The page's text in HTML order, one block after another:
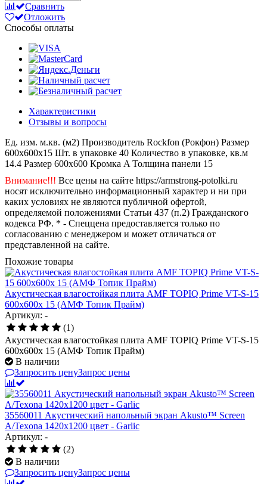
Сравнить
Отложить
Способы оплаты
Характеристики
Отзывы и вопросы
Ед. изм. м.кв. (м2) Производитель Rockfon (Рокфон) Размер
600x600x15 Шт. в упаковке 40 Количество в упаковке, кв.м
14.4 Размер 600x600 Кромка A Толщина панели 15
Внимание!!! Все цены на сайте https://armstrong-potolki.ru
носят исключительно информационный характер и ни при
каких условиях не являются публичной офертой,
определяемой положениями Статьи 437 (п.2) Гражданского
кодекса РФ. * - Спеццена предоставляется только по
согласованию с менеджером и может отличаться от
представленной на сайте.
Похожие товары
Акустическая влагостойкая плита AMF TOPIQ Prime VT-S-15
600x600x 15 (АМФ Топик Прайм)
Артикул: -
(1)
Акустическая влагостойкая плита AMF TOPIQ Prime VT-S-15
600x600x 15 (АМФ Топик Прайм)
В наличии
Запросить ценуЗапрос цены
35560011 Акустический напольный экран Akusto™ Screen
A/Texona 1420x1200 цвет - Garlic
Артикул: -
(2)
В наличии
Запросить ценуЗапрос цены